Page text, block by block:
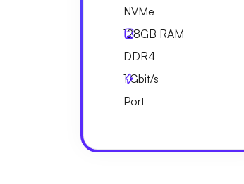
NVMe
128GB RAM
DDR4
1Gbit/s
Port